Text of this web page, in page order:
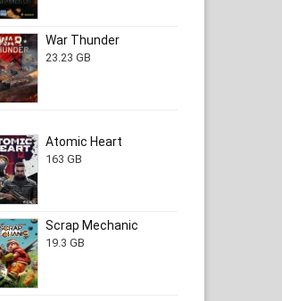
War Thunder
23.23 GB
Atomic Heart
163 GB
Scrap Mechanic
19.3 GB